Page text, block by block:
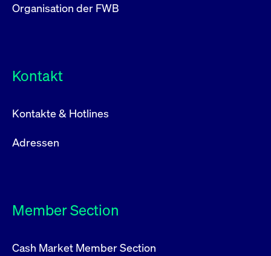
Organisation der FWB
Kontakt
Kontakte & Hotlines
Adressen
Member Section
Cash Market Member Section